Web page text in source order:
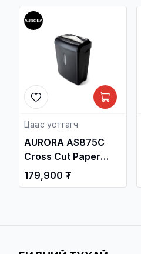
Цаас устгагч
AURORA AS875C
Cross Cut Paper
Shredder
179,900 ₮